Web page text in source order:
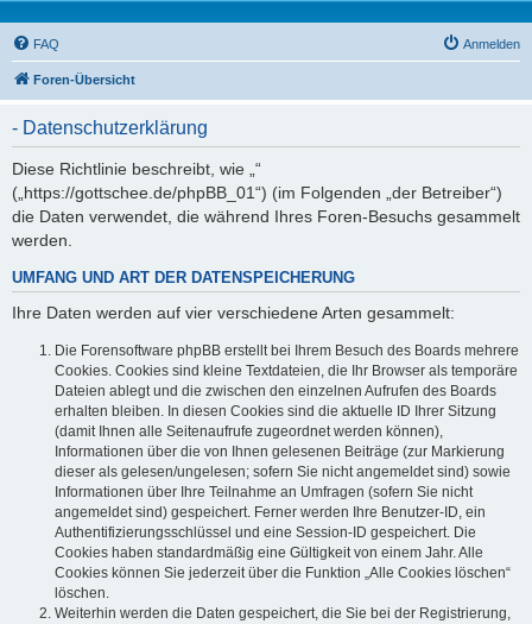
FAQ Anmelden
Foren-Übersicht
- Datenschutzerklärung
Diese Richtlinie beschreibt, wie „“
(„https://gottschee.de/phpBB_01“) (im Folgenden „der Betreiber“)
die Daten verwendet, die während Ihres Foren-Besuchs gesammelt
werden.
UMFANG UND ART DER DATENSPEICHERUNG
Ihre Daten werden auf vier verschiedene Arten gesammelt:
Die Forensoftware phpBB erstellt bei Ihrem Besuch des Boards mehrere
Cookies. Cookies sind kleine Textdateien, die Ihr Browser als temporäre
Dateien ablegt und die zwischen den einzelnen Aufrufen des Boards
erhalten bleiben. In diesen Cookies sind die aktuelle ID Ihrer Sitzung
(damit Ihnen alle Seitenaufrufe zugeordnet werden können),
Informationen über die von Ihnen gelesenen Beiträge (zur Markierung
dieser als gelesen/ungelesen; sofern Sie nicht angemeldet sind) sowie
Informationen über Ihre Teilnahme an Umfragen (sofern Sie nicht
angemeldet sind) gespeichert. Ferner werden Ihre Benutzer-ID, ein
Authentifizierungsschlüssel und eine Session-ID gespeichert. Die
Cookies haben standardmäßig eine Gültigkeit von einem Jahr. Alle
Cookies können Sie jederzeit über die Funktion „Alle Cookies löschen“
löschen.
Weiterhin werden die Daten gespeichert, die Sie bei der Registrierung,